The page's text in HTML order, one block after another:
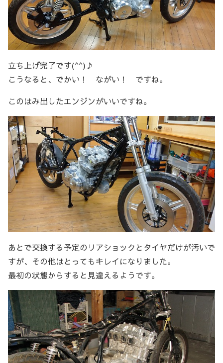
立ち上げ完了です(^^)♪
こうなると、でかい！ ながい！ ですね。
このはみ出したエンジンがいいですね。
あとで交換する予定のリアショックとタイヤだけが汚いで
すが、その他はとってもキレイになりました。
最初の状態からすると見違えるようです。